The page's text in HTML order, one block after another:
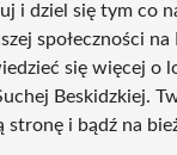
i dziel się tym co
społeczności
się więcej o
Beskidzkiej.
stronę i bądź na